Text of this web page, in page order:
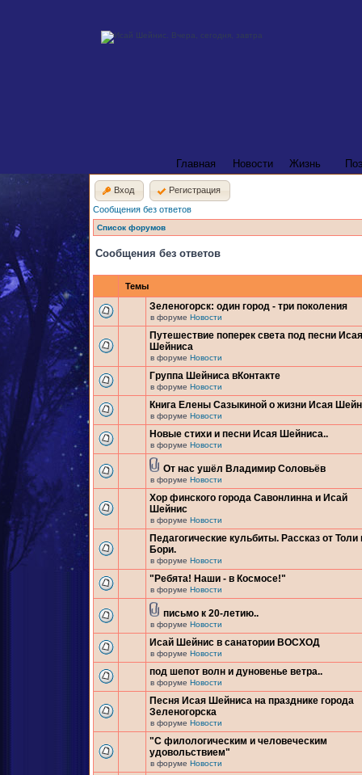
Главная Новости Жизнь
Вход
Регистрация
Сообщения без ответов
Список форумов
Сообщения без ответов
Темы
Зеленогорск: один город - три поколения
в форуме Новости
Путешествие поперек света под песни Исая
Шейниса
в форуме Новости
Группа Шейниса вКонтакте
в форуме Новости
Книга Елены Сазыкиной о жизни Исая
в форуме Новости
Новые стихи и песни Исая Шейниса..
в форуме Новости
От нас ушёл Владимир Соловьёв
в форуме Новости
Хор финского города Савонлинна и Исай
Шейнис
в форуме Новости
Педагогические кульбиты. Рассказ от Толи
Бори.
в форуме Новости
"Ребята! Наши - в Космосе!"
в форуме Новости
письмо к 20-летию..
в форуме Новости
Исай Шейнис в санатории ВОСХОД
в форуме Новости
под шепот волн и дуновенье ветра..
в форуме Новости
Песня Исая Шейниса на празднике города
Зеленогорска
в форуме Новости
"С филологическим и человеческим
удовольствием"
в форуме Новости